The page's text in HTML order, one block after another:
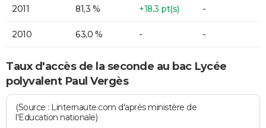
2011 81,3 % +18,3 pt(s) -
2010 63,0 % - -
Taux d'accès de la seconde au bac Lycée
polyvalent Paul Vergès
(Source : Linternaute.com d'après ministère de
l'Education nationale)